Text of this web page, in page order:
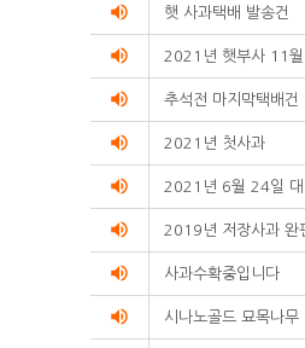
volume_up 햇 사과택배 발송건
volume_up 2021년 햇부사 11
volume_up 추석전 마지막택배건
volume_up 2021년 첫사과
volume_up 2021년 6월 24일 대
volume_up 2019년 저장사과 완
volume_up 사과수확중입니다
volume_up 시나노골드 묘목나무